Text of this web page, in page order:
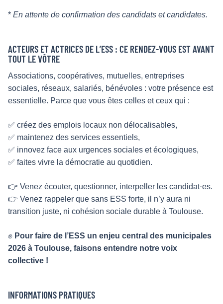
* En attente de confirmation des candidats et candidates.
ACTEURS ET ACTRICES DE L’ESS : CE RENDEZ-VOUS EST AVANT
TOUT LE VÔTRE
Associations, coopératives, mutuelles, entreprises
sociales, réseaux, salariés, bénévoles : votre présence est
essentielle. Parce que vous êtes celles et ceux qui :
✅ créez des emplois locaux non délocalisables,
✅ maintenez des services essentiels,
✅ innovez face aux urgences sociales et écologiques,
✅ faites vivre la démocratie au quotidien.
👉 Venez écouter, questionner, interpeller les candidat·es.
👉 Venez rappeler que sans ESS forte, il n’y aura ni
transition juste, ni cohésion sociale durable à Toulouse.
✊ Pour faire de l’ESS un enjeu central des municipales
2026 à Toulouse, faisons entendre notre voix
collective !
INFORMATIONS PRATIQUES